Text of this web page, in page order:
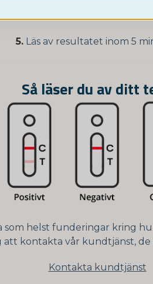
2 droppar från
5.Läs av resultatet inom 5
Så läser du av ditt
som helst funderingar kring
att kontakta vår kundtjänst, de
Kontakta kundtjänst